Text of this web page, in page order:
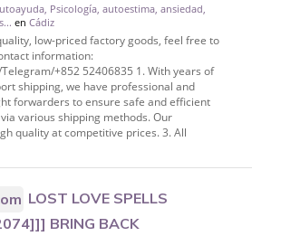
Psicología, autoestima, ansiedad,
enCádiz
low-priced factory goods, feel free to
information:
+852 52406835 1. With years of
shipping, we have professional and
forwarders to ensure safe and efficient
various shipping methods. Our
quality at competitive prices. 3. All
LOST LOVE SPELLS
BRING BACK